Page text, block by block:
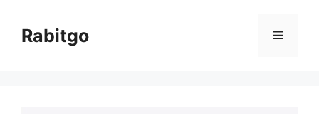
contentRabitgo Menu